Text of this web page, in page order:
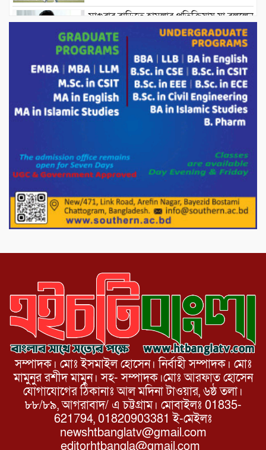
মাগুরার বাড়িতে হামলার প্রতিক্রিয়ায় যা বললেন
সাকিব।
দেশীয় পাঁচ প্রজাতির ছোট মাছে উদ্বেগজনক
মাত্রায় মাইক্রোপ্লাস্টিকের উপস্থিতি শনাক্ত ।
সরকারকে ব্যর্থ করতে দেশের বিরুদ্ধে একটি
দল চক্রান্ত চালিয়ে যাচ্ছে : রিজভী
দেশের বাজারে ভরিতে ১০ হাজার টাকা সোনার
দাম বাড়ানোর ঘোষণা।
ভারপ্রাপ্ত রাষ্ট্রপতি হাফিজ উদ্দিন আহমদের
সাথে এইচটি বাংলা অনলাইন পোর্টাল ও আইপি
সম্পাদক। মোঃ ইসমাইল হোসেন। নির্বাহী সম্পাদক। মোঃ
মামুনুর রশীদ মামুন। সহ- সম্পাদক।মোঃ আরফাত হোসেন
যোগাযোগের ঠিকানাঃ আল মদিনা টাওয়ার, ৬ষ্ঠ তলা।
৮৮/৮৯, আগরাবাদ/ এ চট্টগ্রাম। মোবাইলঃ 01835-
621794, 01820903381 ই-মেইলঃ
newshtbanglatv@gmail.com
editorhtbangla@gmail.com